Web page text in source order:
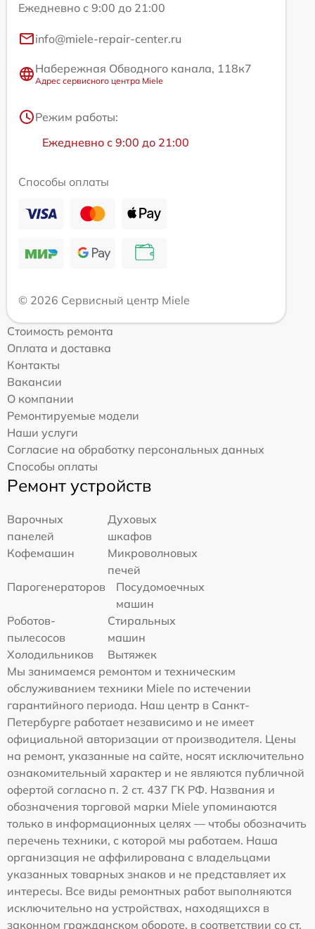
Ежедневно с 9:00 до 21:00
info@miele-repair-center.ru
Набережная Обводного канала, 118к7
Адрес сервисного центра Miele
Режим работы:
Ежедневно с 9:00 до 21:00
Способы оплаты
© 2026 Сервисный центр Miele
Стоимость ремонта
Оплата и доставка
Контакты
Вакансии
О компании
Ремонтируемые модели
Наши услуги
Согласие на обработку персональных данных
Способы оплаты
Ремонт устройств
Варочных
панелей
Духовых
шкафов
Кофемашин
Микроволновых
печей
Парогенераторов
Посудомоечных
машин
Роботов-
пылесосов
Стиральных
машин
Холодильников
Вытяжек
Мы занимаемся ремонтом и техническим
обслуживанием техники Miele по истечении
гарантийного периода. Наш центр в Санкт-
Петербурге работает независимо и не имеет
официальной авторизации от производителя. Цены
на ремонт, указанные на сайте, носят исключительно
ознакомительный характер и не являются публичной
офертой согласно п. 2 ст. 437 ГК РФ. Названия и
обозначения торговой марки Miele упоминаются
только в информационных целях — чтобы обозначить
перечень техники, с которой мы работаем. Наша
организация не аффилирована с владельцами
указанных товарных знаков и не представляет их
интересы. Все виды ремонтных работ выполняются
исключительно на устройствах, находящихся в
законном гражданском обороте, в соответствии со ст.